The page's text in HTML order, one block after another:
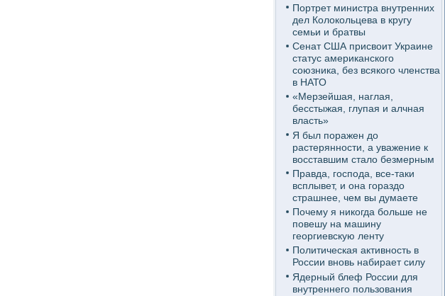
Портрет министра внутренних
дел Колокольцева в кругу
семьи и братвы
Сенат США присвоит Украине
статус американского
союзника, без всякого членства
в НАТО
«Мерзейшая, наглая,
бесстыжая, глупая и алчная
власть»
Я был поражен до
растерянности, а уважение к
восставшим стало безмерным
Правда, господа, все-таки
всплывет, и она гораздо
страшнее, чем вы думаете
Почему я никогда больше не
повешу на машину
георгиевскую ленту
Политическая активность в
России вновь набирает силу
Ядерный блеф России для
внутреннего пользования